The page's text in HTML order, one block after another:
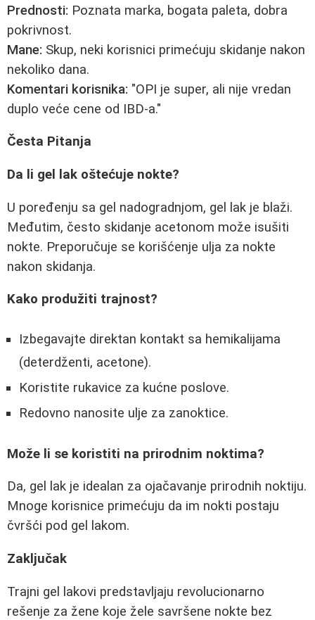
Prednosti: Poznata marka, bogata paleta, dobra
pokrivnost.
Mane: Skup, neki korisnici primećuju skidanje nakon
nekoliko dana.
Komentari korisnika: "OPI je super, ali nije vredan
duplo veće cene od IBD-a."
Česta Pitanja
Da li gel lak oštećuje nokte?
U poređenju sa gel nadogradnjom, gel lak je blaži.
Međutim, često skidanje acetonom može isušiti
nokte. Preporučuje se korišćenje ulja za nokte
nakon skidanja.
Kako produžiti trajnost?
Izbegavajte direktan kontakt sa hemikalijama
(deterdženti, acetone).
Koristite rukavice za kućne poslove.
Redovno nanosite ulje za zanoktice.
Može li se koristiti na prirodnim noktima?
Da, gel lak je idealan za ojačavanje prirodnih noktiju.
Mnoge korisnice primećuju da im nokti postaju
čvršći pod gel lakom.
Zaključak
Trajni gel lakovi predstavljaju revolucionarno
rešenje za žene koje žele savršene nokte bez